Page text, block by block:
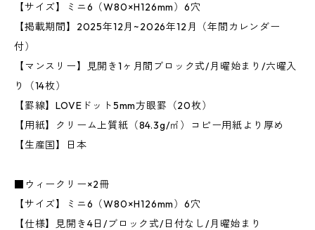
【サイズ】ミニ6（W80×H126mm）6穴
【掲載期間】2025年12月~2026年12月（年間カレンダー
付）
【マンスリー】見開き1ヶ月間ブロック式/月曜始まり/六曜入
り（14枚）
【罫線】LOVEドット5mm方眼罫（20枚）
【用紙】クリーム上質紙（84.3g/㎡）コピー用紙より厚め
【生産国】日本
■ウィークリー×2冊
【サイズ】ミニ6（W80×H126mm）6穴
【仕様】見開き4日/ブロック式/日付なし/月曜始まり